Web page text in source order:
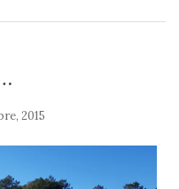
2015